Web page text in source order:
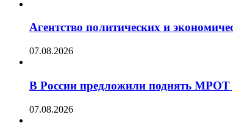
Агентство политических и
07.08.2026
В России предложили поднять МРОТ
07.08.2026